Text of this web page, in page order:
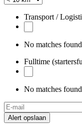
Transport /
No matches found
Fulltime
No matches found
Alert opslaan